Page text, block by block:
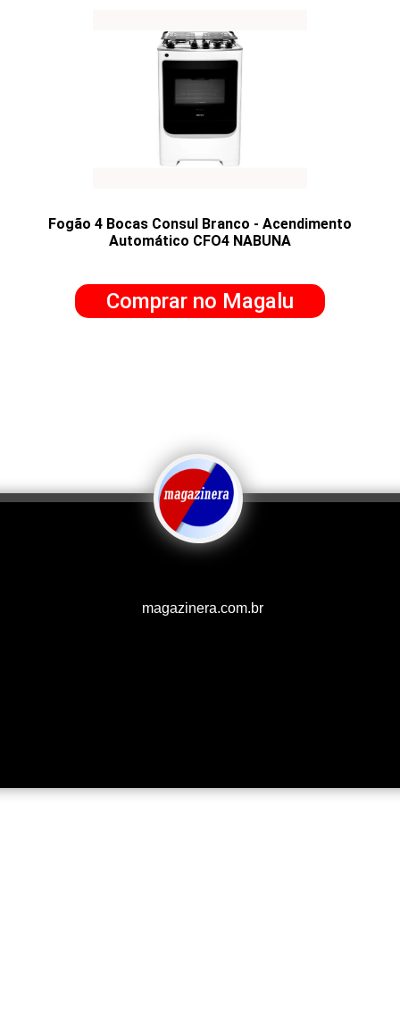
Fogão 4 Bocas Consul Branco - Acendimento
Automático CFO4 NABUNA
Comprar no Magalu
magazinera.com.br